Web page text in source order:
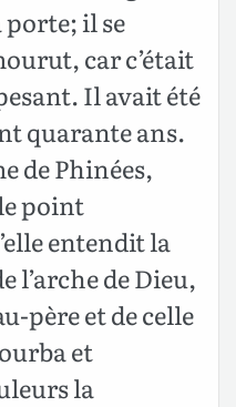
porte; il se
car c’était
Il avait été
quarante ans.
de Phinées,
point
entendit la
l’arche de Dieu,
père et de celle
et
la